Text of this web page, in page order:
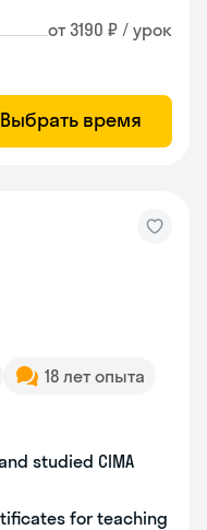
от 3190 ₽ / урок
Выбрать время
18 лет опыта
studied CIMA
for teaching